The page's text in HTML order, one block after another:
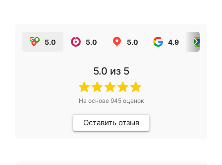
5.0 5.0 5.0 4.9
5.0 из 5
На основе 945оценок
Оставить отзыв